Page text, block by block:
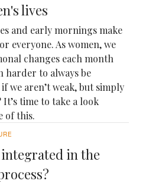
lives
and early mornings make
everyone. As women, we
changes each month
harder to always be
we aren’t weak, but simply
time to take a look
of this.
integrated in the